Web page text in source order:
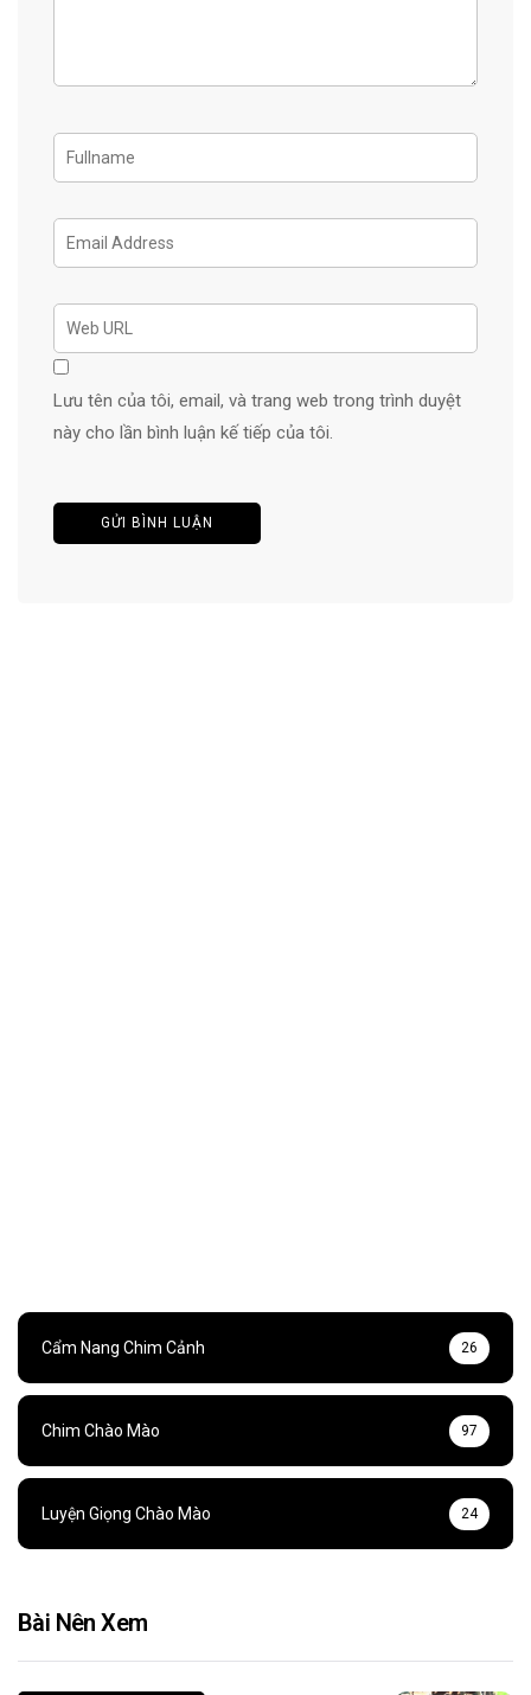
Lưu tên của tôi, email, và trang web trong trình duyệt
này cho lần bình luận kế tiếp của tôi.
Cẩm Nang Chim Cảnh 26
Chim Chào Mào 97
Luyện Giọng Chào Mào 24
Bài Nên Xem